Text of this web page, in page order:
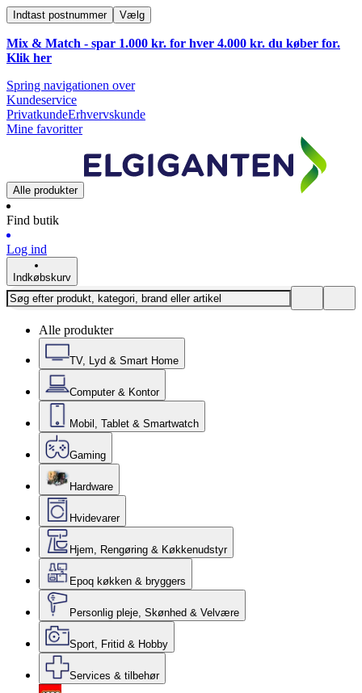
Indtast postnummer Vælg
Mix & Match - spar 1.000 kr. for hver 4.000 kr. du køber for.
Klik her
Spring navigationen over
Kundeservice
PrivatkundeErhvervskunde
Mine favoritter
Alle produkter
Find butik
Log ind
Indkøbskurv
Alle produkter
TV, Lyd & Smart Home
Computer & Kontor
Mobil, Tablet & Smartwatch
Gaming
Hardware
Hvidevarer
Hjem, Rengøring & Køkkenudstyr
Epoq køkken & bryggers
Personlig pleje, Skønhed & Velvære
Sport, Fritid & Hobby
Services & tilbehør